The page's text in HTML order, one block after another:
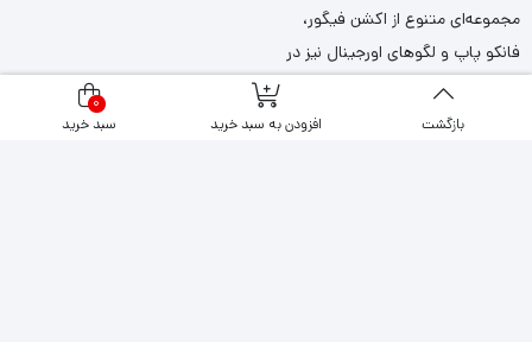
مجموعه‌ای متنوع از اکشن فیگور،
فانکو پاپ و لگوهای اورجینال نیز در
عصر بازی عرضه می‌شود.
بازگشت افزودن به سبد خرید
0
سبد خرید